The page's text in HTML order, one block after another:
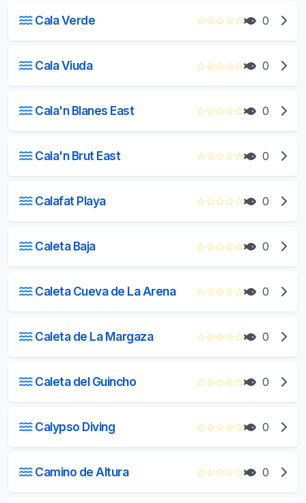
Cala Verde ☆☆☆☆☆ 0
Cala Viuda ☆☆☆☆☆ 0
Cala'n Blanes East ☆☆☆☆☆ 0
Cala'n Brut East ☆☆☆☆☆ 0
Calafat Playa ☆☆☆☆☆ 0
Caleta Baja ☆☆☆☆☆ 0
Caleta Cueva de La Arena ☆☆☆☆☆ 0
Caleta de La Margaza ☆☆☆☆☆ 0
Caleta del Guincho ☆☆☆☆☆ 0
Calypso Diving ☆☆☆☆☆ 0
Camino de Altura ☆☆☆☆☆ 0